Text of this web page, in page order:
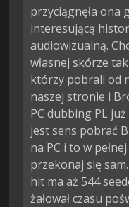
przyciągnęła ona
interesującą
audiowizualną.
własnej skórze
którzy pobrali od
naszej stronie i
PC dubbing PL
jest sens pobrać
na PC i to w
przekonaj się
hit ma aż 544
żałował czasu